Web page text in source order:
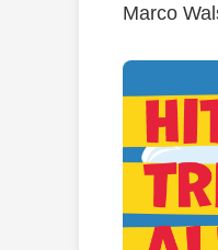
Marco